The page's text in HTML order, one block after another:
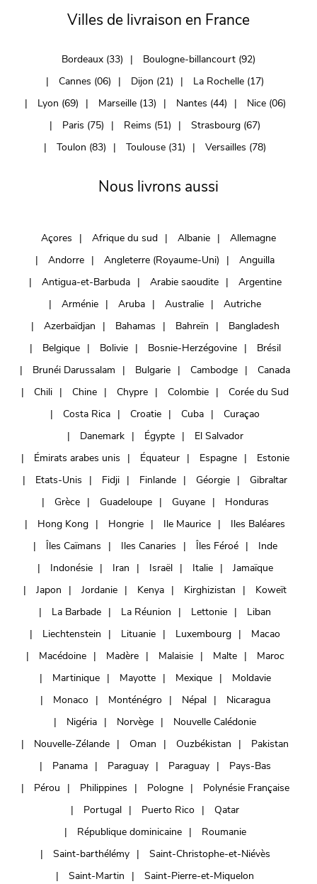
Villes de livraison en France
Bordeaux (33)
Boulogne-billancourt (92)
Cannes (06)
Dijon (21)
La Rochelle (17)
Lyon (69)
Marseille (13) Nantes (44)
Nice (06)
Paris (75)
Reims (51)
Strasbourg (67)
Toulon (83)
Toulouse (31) Versailles (78)
Nous livrons aussi
Açores Afrique du sud Albanie
Allemagne
Andorre
Angleterre (Royaume-Uni)
Anguilla
Antigua-et-Barbuda
Arabie saoudite
Argentine
Arménie
Aruba Australie
Autriche
Azerbaïdjan
Bahamas Bahreïn
Bangladesh
Belgique
Bolivie Bosnie-Herzégovine
Brésil
Brunéi Darussalam
Bulgarie Cambodge
Canada
Chili
Chine Chypre Colombie
Corée du Sud
Costa Rica
Croatie Cuba
Curaçao
Danemark
Égypte
El Salvador
Émirats arabes unis
Équateur Espagne
Estonie
Etats-Unis
Fidji Finlande Géorgie
Gibraltar
Grèce
Guadeloupe Guyane
Honduras
Hong Kong
Hongrie Ile Maurice
Iles Baléares
Îles Caïmans
Iles Canaries Îles Féroé
Inde
Indonésie
Iran Israël Italie
Jamaïque
Japon
Jordanie Kenya Kirghizistan
Koweït
La Barbade
La Réunion Lettonie
Liban
Liechtenstein
Lituanie Luxembourg
Macao
Macédoine
Madère Malaisie Malte
Maroc
Martinique
Mayotte Mexique
Moldavie
Monaco
Monténégro Népal
Nicaragua
Nigéria
Norvège
Nouvelle Calédonie
Nouvelle-Zélande
Oman Ouzbékistan
Pakistan
Panama
Paraguay Paraguay
Pays-Bas
Pérou
Philippines Pologne
Polynésie Française
Portugal
Puerto Rico
Qatar
République dominicaine
Roumanie
Saint-barthélémy
Saint-Christophe-et-Niévès
Saint-Martin
Saint-Pierre-et-Miquelon